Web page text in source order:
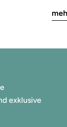
exklusive